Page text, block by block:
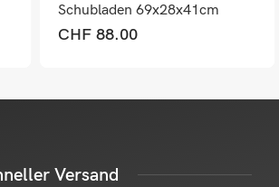
Schubladen 69x28x41cm
dunkelgrau weiss
CHF 88.00
Versand